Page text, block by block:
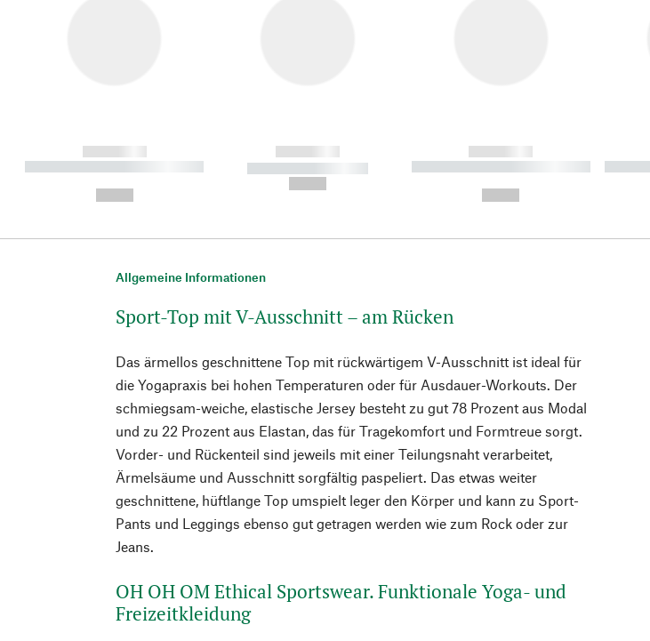
------------
----------- ----------- ----------
------------
----------- -----------
------------
----------- ----------- ----------
Allgemeine Informationen
Sport-Top mit V-Ausschnitt – am Rücken
Das ärmellos geschnittene Top mit rückwärtigem V-Ausschnitt ist ideal für
die Yogapraxis bei hohen Temperaturen oder für Ausdauer-Workouts. Der
schmiegsam-weiche, elastische Jersey besteht zu gut 78 Prozent aus Modal
und zu 22 Prozent aus Elastan, das für Tragekomfort und Formtreue sorgt.
Vorder- und Rückenteil sind jeweils mit einer Teilungsnaht verarbeitet,
Ärmelsäume und Ausschnitt sorgfältig paspeliert. Das etwas weiter
geschnittene, hüftlange Top umspielt leger den Körper und kann zu Sport-
Pants und Leggings ebenso gut getragen werden wie zum Rock oder zur
Jeans.
OH OH OM Ethical Sportswear. Funktionale Yoga- und
Freizeitkleidung